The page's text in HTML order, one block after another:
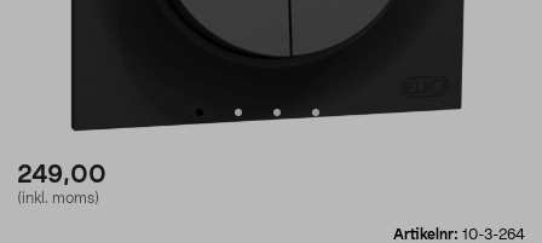
249,00
(inkl. moms)
Artikelnr: 10-3-264